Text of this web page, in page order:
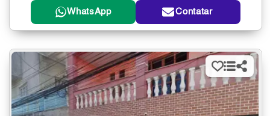
WhatsApp Contatar